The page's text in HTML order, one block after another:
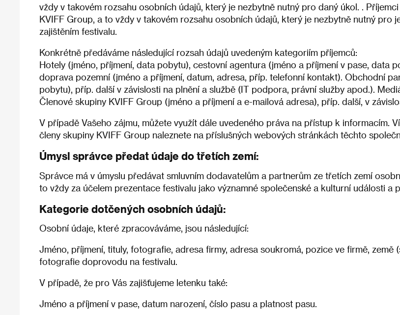
vždy v takovém rozsahu osobních údajů, který je nezbytně nutný pro daný úkol. .
KVIFF Group, a to vždy v takovém rozsahu osobních údajů, který je nezbytně nutný pro
zajištěním festivalu.
Konkrétně předáváme následující rozsah údajů uvedeným kategoriím příjemců:
Hotely (jméno, příjmení, data pobytu), cestovní agentura (jméno a příjmení v pase, data
doprava pozemní (jméno a příjmení, datum, adresa, příp. telefonní kontakt). Obchodní
pobytu), příp. další v závislosti na plnění a službě (IT podpora, právní služby apod.).
Členové skupiny KVIFF Group (jméno a příjmení a e-mailová adresa), příp. další, v
V případě Vašeho zájmu, můžete využít dále uvedeného práva na přístup k informacím.
členy skupiny KVIFF Group naleznete na příslušných webových stránkách těchto
Úmysl správce předat údaje do třetích zemí:
Správce má v úmyslu předávat smluvním dodavatelům a partnerům ze třetích zemí
to vždy za účelem prezentace festivalu jako významné společenské a kulturní události a
Kategorie dotčených osobních údajů:
Osobní údaje, které zpracováváme, jsou následující:
Jméno, příjmení, tituly, fotografie, adresa firmy, adresa soukromá, pozice ve firmě, země
fotografie doprovodu na festivalu.
V případě, že pro Vás zajišťujeme letenku také:
Jméno a příjmení v pase, datum narození, číslo pasu a platnost pasu.